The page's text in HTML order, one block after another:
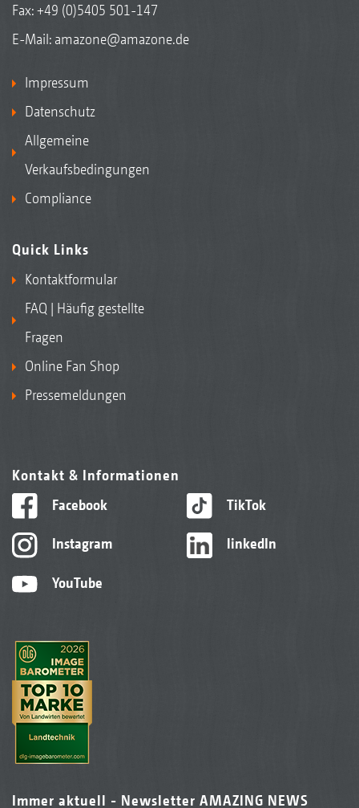
Fax: +49 (0)5405 501-147
E-Mail: amazone@amazone.de
Impressum
Datenschutz
Allgemeine
Verkaufsbedingungen
Compliance
Quick Links
Kontaktformular
FAQ | Häufig gestellte
Fragen
Online Fan Shop
Pressemeldungen
Kontakt & Informationen
Facebook
Instagram
YouTube
TikTok
linkedIn
Immer aktuell - Newsletter AMAZING NEWS